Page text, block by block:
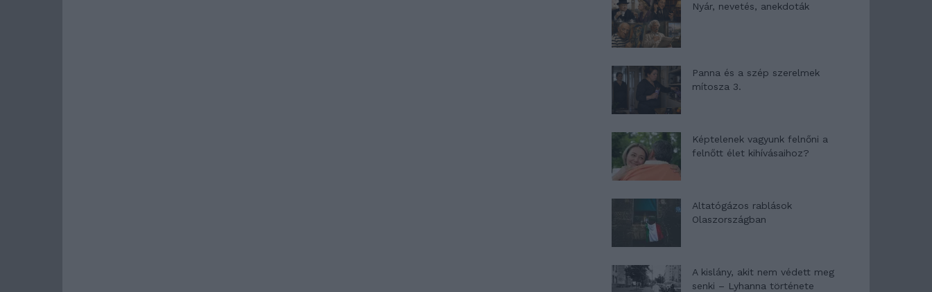
Nyár, nevetés, anekdoták
Panna és a szép szerelmek
mítosza 3.
Képtelenek vagyunk felnőni a
felnőtt élet kihívásaihoz?
Altatógázos rablások
Olaszországban
A kislány, akit nem védett meg
senki – Lyhanna története